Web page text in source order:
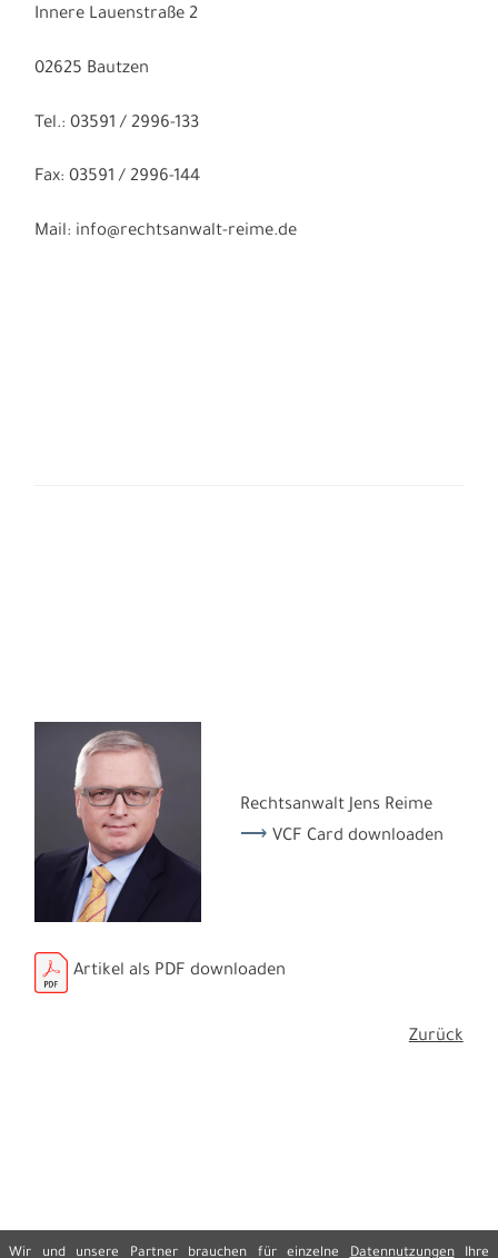
Innere Lauenstraße 2
02625 Bautzen
Tel.: 03591 / 2996-133
Fax: 03591 / 2996-144
Mail: info@rechtsanwalt-reime.de
Rechtsanwalt Jens Reime
VCF Card downloaden
Artikel als PDF downloaden
Zurück
Wir und unsere Partner brauchen für einzelneDatennutzungenIhre